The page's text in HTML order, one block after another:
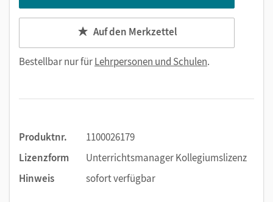
Auf den Merkzettel
Bestellbar nur fürLehrpersonen und Schulen.
Produktnr.
1100026179
Lizenzform
Unterrichtsmanager Kollegiumslizenz
Hinweis
sofort verfügbar